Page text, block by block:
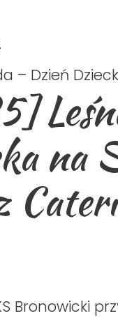
– Dzień
na
Bronowicki